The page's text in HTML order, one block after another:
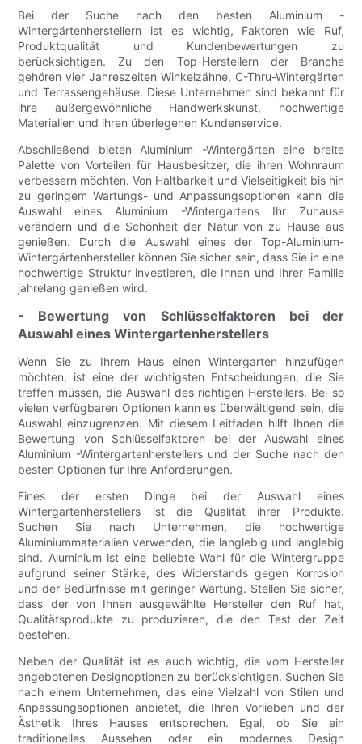
Bei der Suche nach den besten Aluminium -
Wintergärtenherstellern ist es wichtig, Faktoren wie Ruf,
Produktqualität und Kundenbewertungen zu
berücksichtigen. Zu den Top-Herstellern der Branche
gehören vier Jahreszeiten Winkelzähne, C-Thru-Wintergärten
und Terrassengehäuse. Diese Unternehmen sind bekannt für
ihre außergewöhnliche Handwerkskunst, hochwertige
Materialien und ihren überlegenen Kundenservice.
Abschließend bieten Aluminium -Wintergärten eine breite
Palette von Vorteilen für Hausbesitzer, die ihren Wohnraum
verbessern möchten. Von Haltbarkeit und Vielseitigkeit bis hin
zu geringem Wartungs- und Anpassungsoptionen kann die
Auswahl eines Aluminium -Wintergartens Ihr Zuhause
verändern und die Schönheit der Natur von zu Hause aus
genießen. Durch die Auswahl eines der Top-Aluminium-
Wintergärtenhersteller können Sie sicher sein, dass Sie in eine
hochwertige Struktur investieren, die Ihnen und Ihrer Familie
jahrelang genießen wird.
- Bewertung von Schlüsselfaktoren bei der
Auswahl eines Wintergartenherstellers
Wenn Sie zu Ihrem Haus einen Wintergarten hinzufügen
möchten, ist eine der wichtigsten Entscheidungen, die Sie
treffen müssen, die Auswahl des richtigen Herstellers. Bei so
vielen verfügbaren Optionen kann es überwältigend sein, die
Auswahl einzugrenzen. Mit diesem Leitfaden hilft Ihnen die
Bewertung von Schlüsselfaktoren bei der Auswahl eines
Aluminium -Wintergartenherstellers und der Suche nach den
besten Optionen für Ihre Anforderungen.
Eines der ersten Dinge bei der Auswahl eines
Wintergartenherstellers ist die Qualität ihrer Produkte.
Suchen Sie nach Unternehmen, die hochwertige
Aluminiummaterialien verwenden, die langlebig und langlebig
sind. Aluminium ist eine beliebte Wahl für die Wintergruppe
aufgrund seiner Stärke, des Widerstands gegen Korrosion
und der Bedürfnisse mit geringer Wartung. Stellen Sie sicher,
dass der von Ihnen ausgewählte Hersteller den Ruf hat,
Qualitätsprodukte zu produzieren, die den Test der Zeit
bestehen.
Neben der Qualität ist es auch wichtig, die vom Hersteller
angebotenen Designoptionen zu berücksichtigen. Suchen Sie
nach einem Unternehmen, das eine Vielzahl von Stilen und
Anpassungsoptionen anbietet, die Ihren Vorlieben und der
Ästhetik Ihres Hauses entsprechen. Egal, ob Sie ein
traditionelles Aussehen oder ein modernes Design